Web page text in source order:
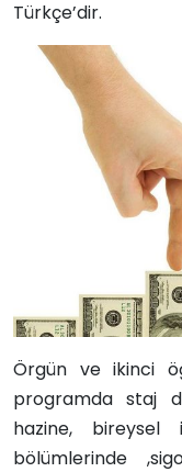
Türkçe’dir.
Örgün ve ikinci
programda staj
hazine, bireysel
bölümlerinde